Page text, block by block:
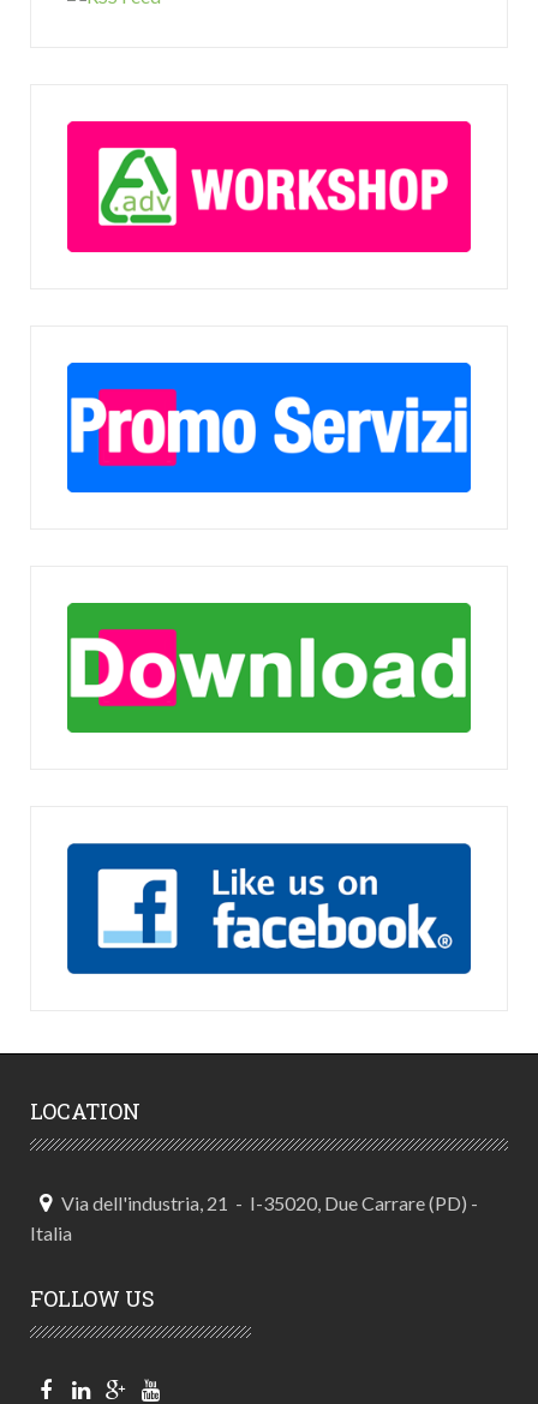
LOCATION
Via dell'industria, 21 - I-35020, Due Carrare (PD) -
Italia
FOLLOW US